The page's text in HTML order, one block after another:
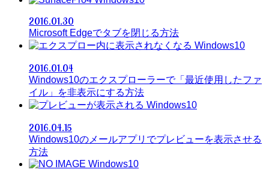
2016.01.30
Microsoft Edgeでタブを閉じる方法
Windows10
2016.01.04
Windows10のエクスプローラーで「最近使用したファ
イル」を非表示にする方法
Windows10
2016.04.15
Windows10のメールアプリでプレビューを表示させる
方法
Windows10